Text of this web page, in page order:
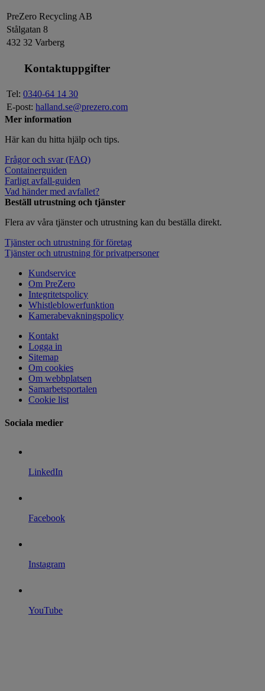
PreZero Recycling AB
Stålgatan 8
432 32 Varberg
Kontaktuppgifter
Tel: 0340-64 14 30
E-post: halland.se@prezero.com
Mer information
Här kan du hitta hjälp och tips.
Frågor och svar (FAQ)
Containerguiden
Farligt avfall-guiden
Vad händer med avfallet?
Beställ utrustning och tjänster
Flera av våra tjänster och utrustning kan du beställa direkt.
Tjänster och utrustning för företag
Tjänster och utrustning för privatpersoner
Kundservice
Om PreZero
Integritetspolicy
Whistleblowerfunktion
Kamerabevakningspolicy
Kontakt
Logga in
Sitemap
Om cookies
Om webbplatsen
Samarbetsportalen
Cookie list
Sociala medier
LinkedIn
Facebook
Instagram
YouTube